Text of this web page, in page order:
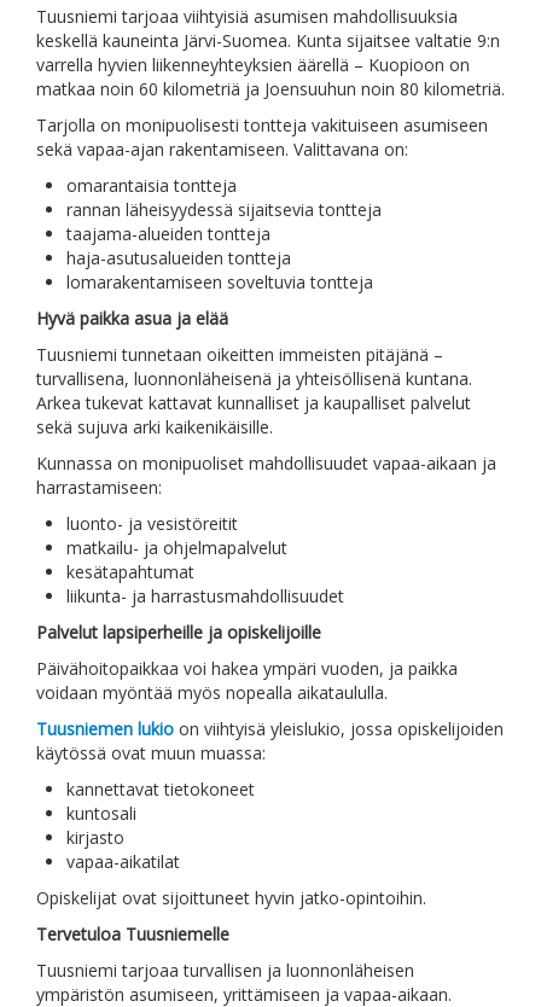
Tuusniemi tarjoaa viihtyisiä asumisen mahdollisuuksia
keskellä kauneinta Järvi-Suomea. Kunta sijaitsee valtatie 9:n
varrella hyvien liikenneyhteyksien äärellä – Kuopioon on
matkaa noin 60 kilometriä ja Joensuuhun noin 80 kilometriä.
Tarjolla on monipuolisesti tontteja vakituiseen asumiseen
sekä vapaa-ajan rakentamiseen. Valittavana on:
omarantaisia tontteja
rannan läheisyydessä sijaitsevia tontteja
taajama-alueiden tontteja
haja-asutusalueiden tontteja
lomarakentamiseen soveltuvia tontteja
Hyvä paikka asua ja elää
Tuusniemi tunnetaan oikeitten immeisten pitäjänä –
turvallisena, luonnonläheisenä ja yhteisöllisenä kuntana.
Arkea tukevat kattavat kunnalliset ja kaupalliset palvelut
sekä sujuva arki kaikenikäisille.
Kunnassa on monipuoliset mahdollisuudet vapaa-aikaan ja
harrastamiseen:
luonto- ja vesistöreitit
matkailu- ja ohjelmapalvelut
kesätapahtumat
liikunta- ja harrastusmahdollisuudet
Palvelut lapsiperheille ja opiskelijoille
Päivähoitopaikkaa voi hakea ympäri vuoden, ja paikka
voidaan myöntää myös nopealla aikataululla.
Tuusniemen lukio on viihtyisä yleislukio, jossa opiskelijoiden
käytössä ovat muun muassa:
kannettavat tietokoneet
kuntosali
kirjasto
vapaa-aikatilat
Opiskelijat ovat sijoittuneet hyvin jatko-opintoihin.
Tervetuloa Tuusniemelle
Tuusniemi tarjoaa turvallisen ja luonnonläheisen
ympäristön asumiseen, yrittämiseen ja vapaa-aikaan.